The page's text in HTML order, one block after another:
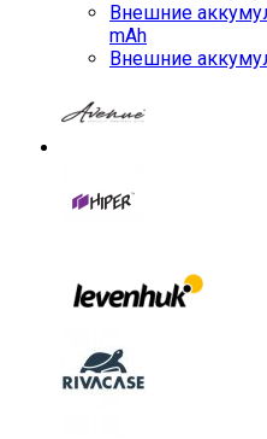
Внешние
mAh
Внешние